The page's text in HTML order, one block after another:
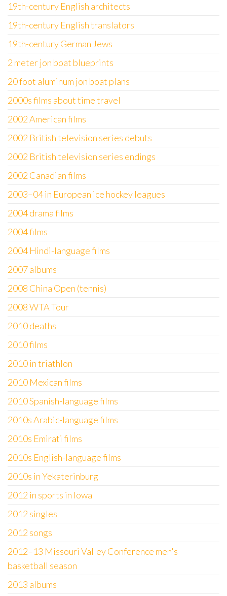
19th-century English architects
19th-century English translators
19th-century German Jews
2 meter jon boat blueprints
20 foot aluminum jon boat plans
2000s films about time travel
2002 American films
2002 British television series debuts
2002 British television series endings
2002 Canadian films
2003–04 in European ice hockey leagues
2004 drama films
2004 films
2004 Hindi-language films
2007 albums
2008 China Open (tennis)
2008 WTA Tour
2010 deaths
2010 films
2010 in triathlon
2010 Mexican films
2010 Spanish-language films
2010s Arabic-language films
2010s Emirati films
2010s English-language films
2010s in Yekaterinburg
2012 in sports in Iowa
2012 singles
2012 songs
2012–13 Missouri Valley Conference men's
basketball season
2013 albums